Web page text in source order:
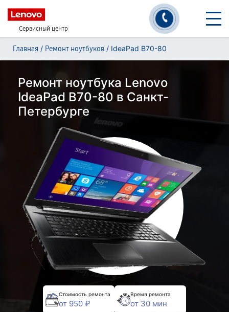
Сервисный центр
Главная / Ремонт ноутбуков / IdeaPad B70-80
Ремонт ноутбука Lenovo
IdeaPad B70-80 в Санкт-
Петербурге
Стоимость ремонта
от 950 ₽
Время ремонта
от 30 мин